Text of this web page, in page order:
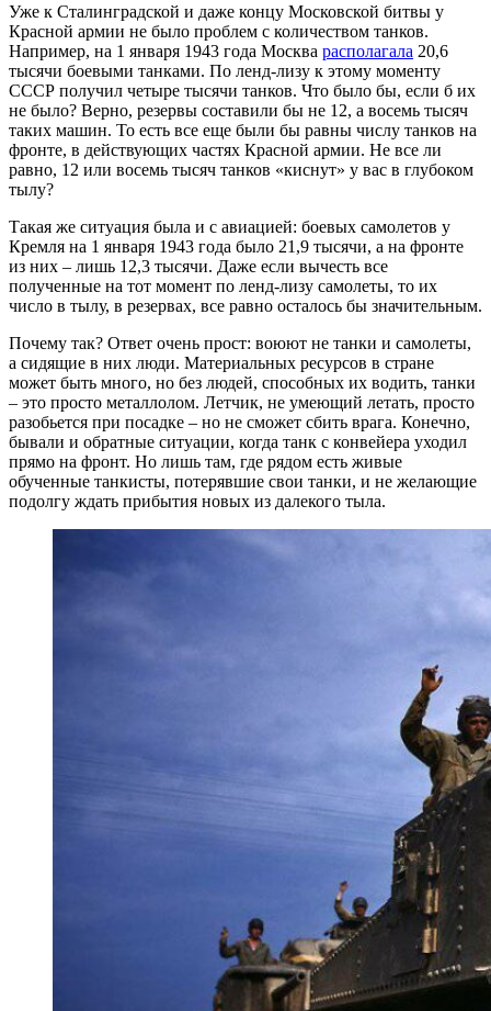
Уже к Сталинградской и даже концу Московской битвы у
Красной армии не было проблем с количеством танков.
Например, на 1 января 1943 года Москва располагала 20,6
тысячи боевыми танками. По ленд-лизу к этому моменту
СССР получил четыре тысячи танков. Что было бы, если б их
не было? Верно, резервы составили бы не 12, а восемь тысяч
таких машин. То есть все еще были бы равны числу танков на
фронте, в действующих частях Красной армии. Не все ли
равно, 12 или восемь тысяч танков «киснут» у вас в глубоком
тылу?
Такая же ситуация была и с авиацией: боевых самолетов у
Кремля на 1 января 1943 года было 21,9 тысячи, а на фронте
из них – лишь 12,3 тысячи. Даже если вычесть все
полученные на тот момент по ленд-лизу самолеты, то их
число в тылу, в резервах, все равно осталось бы значительным.
Почему так? Ответ очень прост: воюют не танки и самолеты,
а сидящие в них люди. Материальных ресурсов в стране
может быть много, но без людей, способных их водить, танки
– это просто металлолом. Летчик, не умеющий летать, просто
разобьется при посадке – но не сможет сбить врага. Конечно,
бывали и обратные ситуации, когда танк с конвейера уходил
прямо на фронт. Но лишь там, где рядом есть живые
обученные танкисты, потерявшие свои танки, и не желающие
подолгу ждать прибытия новых из далекого тыла.